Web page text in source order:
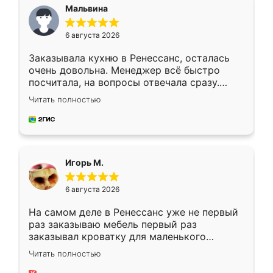
Мальвина
6 августа 2026
Заказывала кухню в Ренессанс, осталась
очень довольна. Менеджер всё быстро
посчитала, на вопросы отвечала сразу.
Замерщик приехал в субботу, подошёл к
делу со всей ответственностью. Собрали
за день, ребята работали аккуратно, даже
Читать полностью
Игорь М.
6 августа 2026
На самом деле в Ренессанс уже не первый
раз заказываю мебель первый раз
заказывал кроватку для маленького
ребёнка при его рождении ,во второй раз
заказал шкаф-купе. По качеству очень
Читать полностью